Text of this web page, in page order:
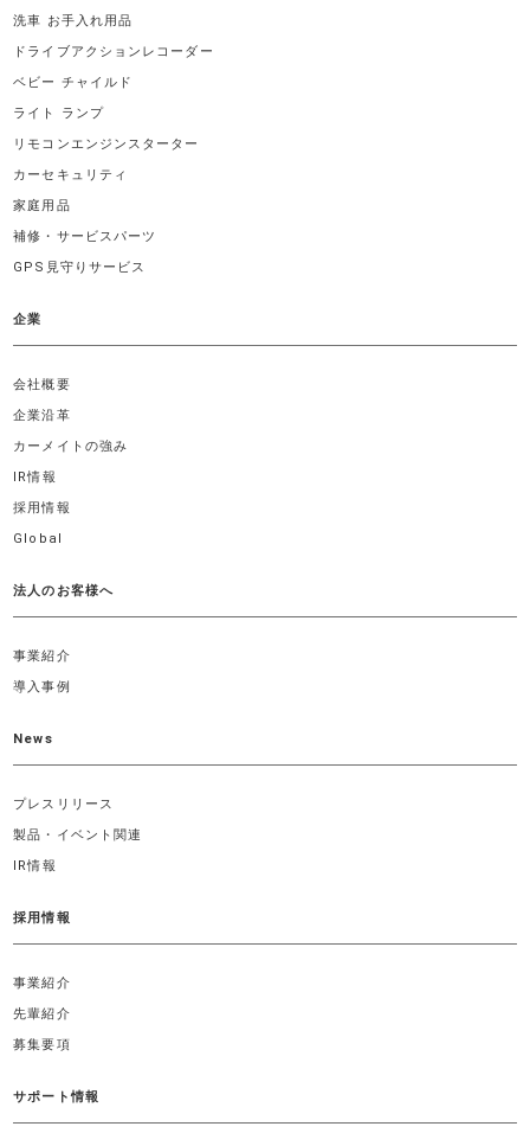
洗車 お手入れ用品
ドライブアクションレコーダー
ベビー チャイルド
ライト ランプ
リモコンエンジンスターター
カーセキュリティ
家庭用品
補修・サービスパーツ
GPS見守りサービス
企業
会社概要
企業沿革
カーメイトの強み
IR情報
採用情報
Global
法人のお客様へ
事業紹介
導入事例
News
プレスリリース
製品・イベント関連
IR情報
採用情報
事業紹介
先輩紹介
募集要項
サポート情報